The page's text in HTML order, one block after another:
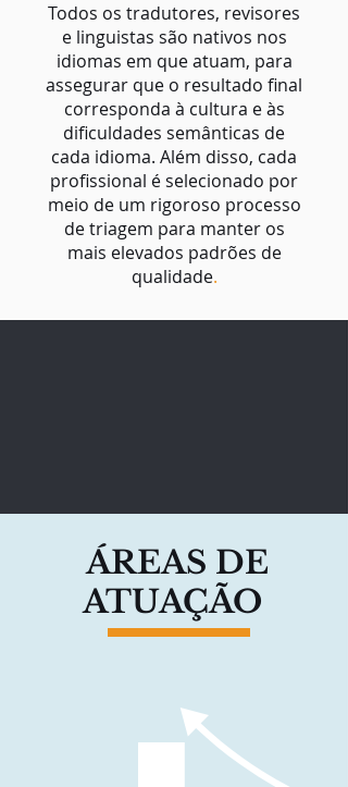
Todos os tradutores, revisores
e linguistas são nativos nos
idiomas em que atuam, para
assegurar que o resultado final
corresponda à cultura e às
dificuldades semânticas de
cada idioma. Além disso, cada
profissional é selecionado por
meio de um rigoroso processo
de triagem para manter os
mais elevados padrões de
qualidade.
ÁREAS DE
ATUAÇÃO